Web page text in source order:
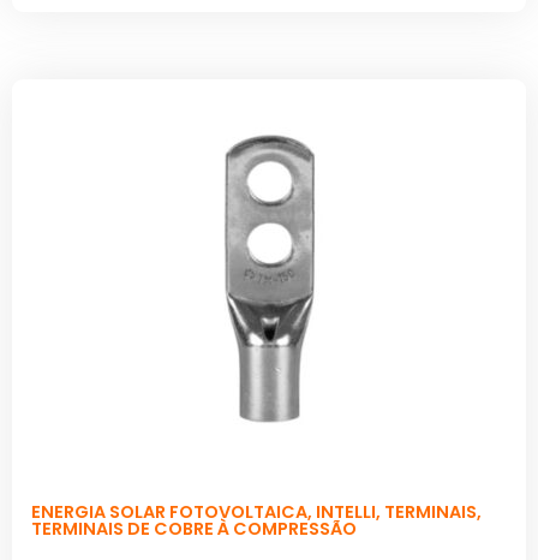
ENERGIA SOLAR FOTOVOLTAICA, INTELLI, TERMINAIS,
TERMINAIS DE COBRE À COMPRESSÃO